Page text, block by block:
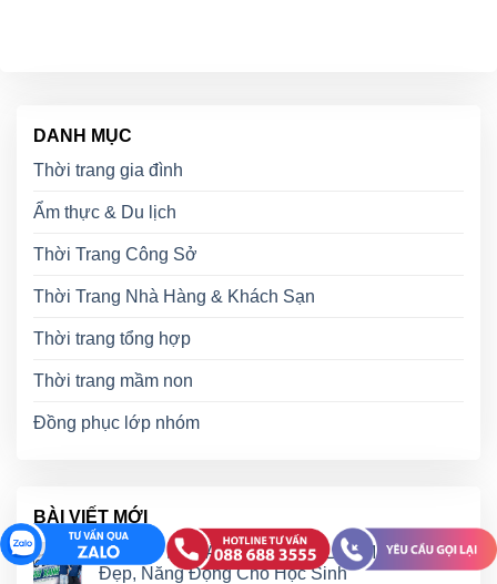
DANH MỤC
Thời trang gia đình
Ẩm thực & Du lịch
Thời Trang Công Sở
Thời Trang Nhà Hàng & Khách Sạn
Thời trang tổng hợp
Thời trang mầm non
Đồng phục lớp nhóm
BÀI VIẾT MỚI
Top 50+ Mẫu Áo Đồng Phục Lớp Màu Xanh
Đẹp, Năng Động Cho Học Sinh